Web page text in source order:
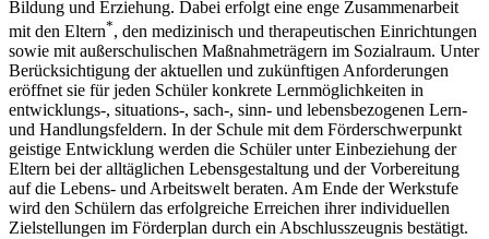
Bildung und Erziehung. Dabei erfolgt eine enge Zusammenarbeit
mit den Eltern*, den medizinisch und therapeutischen Einrichtungen
sowie mit außerschulischen Maßnahmeträgern im Sozialraum. Unter
Berücksichtigung der aktuellen und zukünftigen Anforderungen
eröffnet sie für jeden Schüler konkrete Lernmöglichkeiten in
entwicklungs-, situations-, sach-, sinn- und lebensbezogenen Lern-
und Handlungsfeldern. In der Schule mit dem Förderschwerpunkt
geistige Entwicklung werden die Schüler unter Einbeziehung der
Eltern bei der alltäglichen Lebensgestaltung und der Vorbereitung
auf die Lebens- und Arbeitswelt beraten. Am Ende der Werkstufe
wird den Schülern das erfolgreiche Erreichen ihrer individuellen
Zielstellungen im Förderplan durch ein Abschlusszeugnis bestätigt.